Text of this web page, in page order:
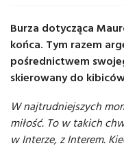
Burza dotycząca
końca. Tym razem
pośrednictwem
skierowany do
W najtrudniejszych
miłość. To w takich
w Interze, z Interem.